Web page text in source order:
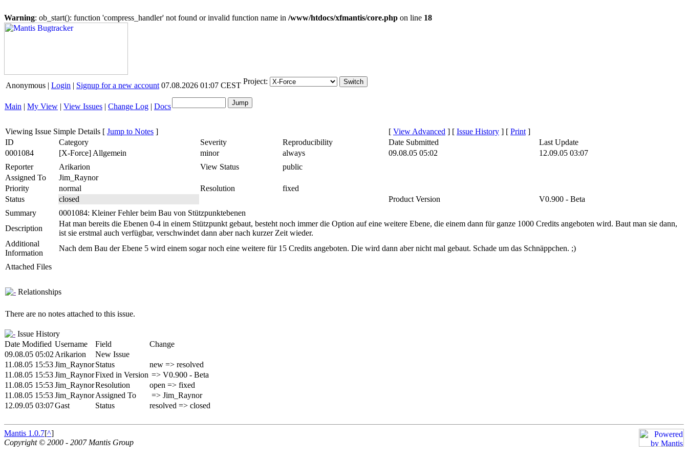
Warning: ob_start(): function 'compress_handler' not found or invalid function name in /www/htdocs/xfmantis/core.php on line 18
Anonymous | Login | Signup for a new account 07.08.2026 01:07 CEST Project:
Main | My View | View Issues | Change Log | Docs
Viewing Issue Simple Details [ Jump to Notes ] [ View Advanced ] [ Issue History ] [ Print ]
ID
Category Severity Reproducibility Date Submitted
Last Update
0001084
[X-Force] Allgemein minor always 09.08.05 05:02
12.09.05 03:07
Reporter
Arikarion View Status
public
Assigned To
Jim_Raynor
Priority
normal Resolution
fixed
Status
closed Product Version
V0.900 - Beta
Summary
0001084: Kleiner Fehler beim Bau von Stützpunktebenen
Description
Hat man bereits die Ebenen 0-4 in einem Stützpunkt gebaut, besteht noch immer die Option auf eine weitere Ebene, die einem dann für ganze 1000 Credits angeboten wird. Baut man sie dann,
ist sie erstmal auch verfügbar, verschwindet dann aber nach kurzer Zeit wieder.
Additional
Information
Nach dem Bau der Ebene 5 wird einem sogar noch eine weitere für 15 Credits angeboten. Die wird dann aber nicht mal gebaut. Schade um das Schnäppchen. ;)
Attached Files
Relationships
There are no notes attached to this issue.
Issue History
Date Modified Username Field
Change
09.08.05 05:02 Arikarion
New Issue
11.08.05 15:53Jim_RaynorStatus
new => resolved
11.08.05 15:53Jim_RaynorFixed in Version => V0.900 - Beta
11.08.05 15:53Jim_RaynorResolution
open => fixed
11.08.05 15:53Jim_RaynorAssigned To
=> Jim_Raynor
12.09.05 03:07Gast Status resolved => closed
Mantis 1.0.7[^]
Copyright © 2000 - 2007 Mantis Group